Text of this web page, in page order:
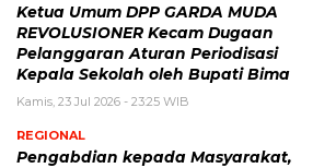
Ketua Umum DPP GARDA MUDA
REVOLUSIONER Kecam Dugaan
Pelanggaran Aturan Periodisasi
Kepala Sekolah oleh Bupati Bima
Kamis, 23 Jul 2026 - 23:25 WIB
REGIONAL
Pengabdian kepada Masyarakat,